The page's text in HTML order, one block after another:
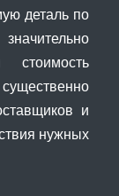
деталь по
и
нужных